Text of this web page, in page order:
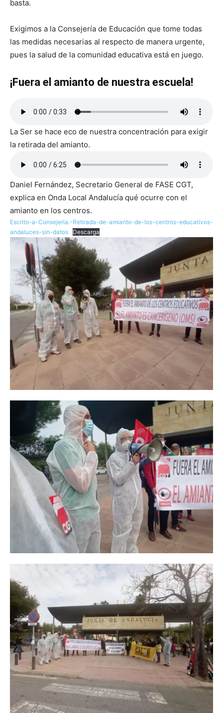
basta.
Exigimos a la Consejería de Educación que tome todas
las medidas necesarias al respecto de manera urgente,
pues la salud de la comunidad educativa está en juego.
¡Fuera el amianto de nuestra escuela!
La Ser se hace eco de nuestra concentración para exigir
la retirada del amianto.
Daniel Fernández, Secretario General de FASE CGT,
explica en Onda Local Andalucía qué ocurre con el
amianto en los centros.
Escrito-a-Consejeria.-Retirada-de-amianto-de-los-centros-educativos-
andaluces-sin-datos
Descarga